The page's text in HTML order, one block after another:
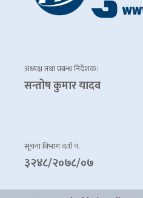
अध्यक्ष तथा प्रबन्ध निर्देशक:
सन्तोष कुमार यादव
सूचना विभाग दर्ता नं.
३२४८/२०७८/०७